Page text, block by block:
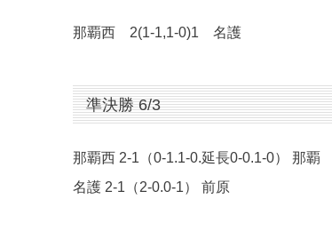
1回戦 5/28
那覇西 2(1-1,1-0)1 名護
準決勝 6/3
那覇西 2-1（0-1.1-0.延長0-0.1-0） 那覇
名護 2-1（2-0.0-1） 前原